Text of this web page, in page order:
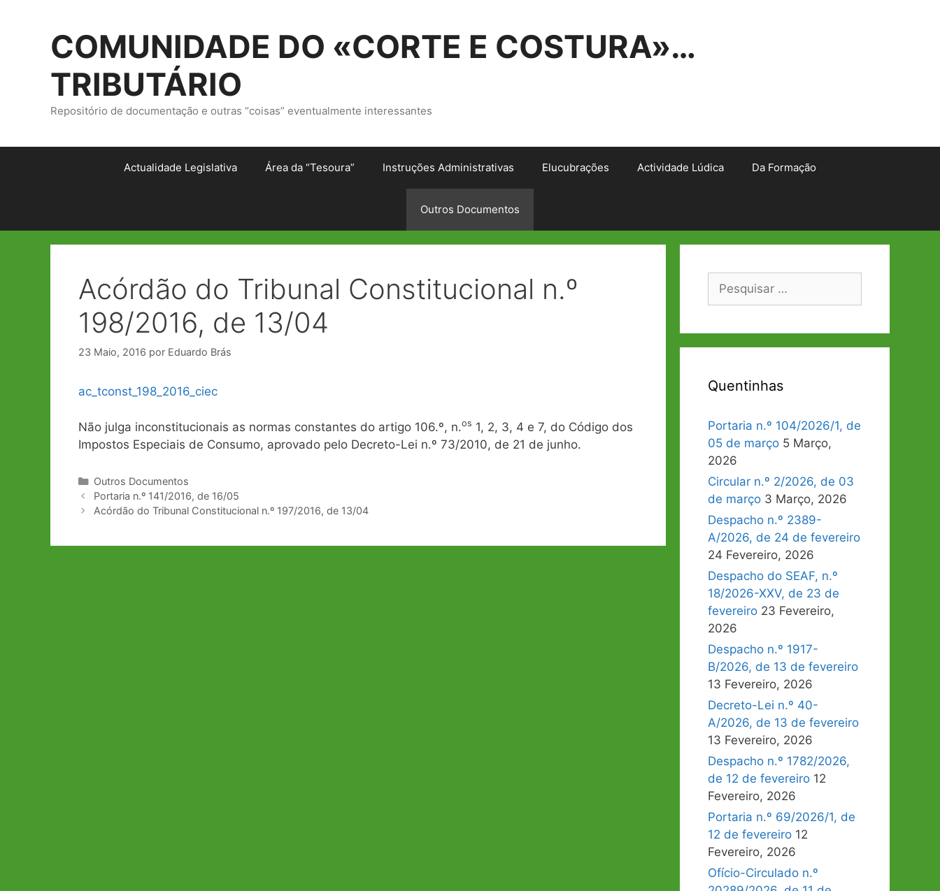
COMUNIDADE DO «CORTE E COSTURA»…
TRIBUTÁRIO
Repositório de documentação e outras “coisas” eventualmente interessantes
Actualidade Legislativa Área da “Tesoura” Instruções Administrativas Elucubrações Actividade Lúdica Da Formação
Outros Documentos
Acórdão do Tribunal Constitucional n.º
198/2016, de 13/04
23 Maio, 2016 por Eduardo Brás
ac_tconst_198_2016_ciec
Não julga inconstitucionais as normas constantes do artigo 106.º, n.os 1, 2, 3, 4 e 7, do Código dos
Impostos Especiais de Consumo, aprovado pelo Decreto-Lei n.º 73/2010, de 21 de junho.
Categorias
Outros Documentos
Navegação
de
Portaria n.º 141/2016, de 16/05
Acórdão do Tribunal Constitucional n.º 197/2016, de 13/04
Pesquisar
Quentinhas
Portaria n.º 104/2026/1, de
05 de março 5 Março,
2026
Circular n.º 2/2026, de 03
de março 3 Março, 2026
Despacho n.º 2389-
A/2026, de 24 de fevereiro
24 Fevereiro, 2026
Despacho do SEAF, n.º
18/2026-XXV, de 23 de
fevereiro 23 Fevereiro,
2026
Despacho n.º 1917-
B/2026, de 13 de fevereiro
13 Fevereiro, 2026
Decreto-Lei n.º 40-
A/2026, de 13 de fevereiro
13 Fevereiro, 2026
Despacho n.º 1782/2026,
de 12 de fevereiro 12
Fevereiro, 2026
Portaria n.º 69/2026/1, de
12 de fevereiro 12
Fevereiro, 2026
Ofício-Circulado n.º